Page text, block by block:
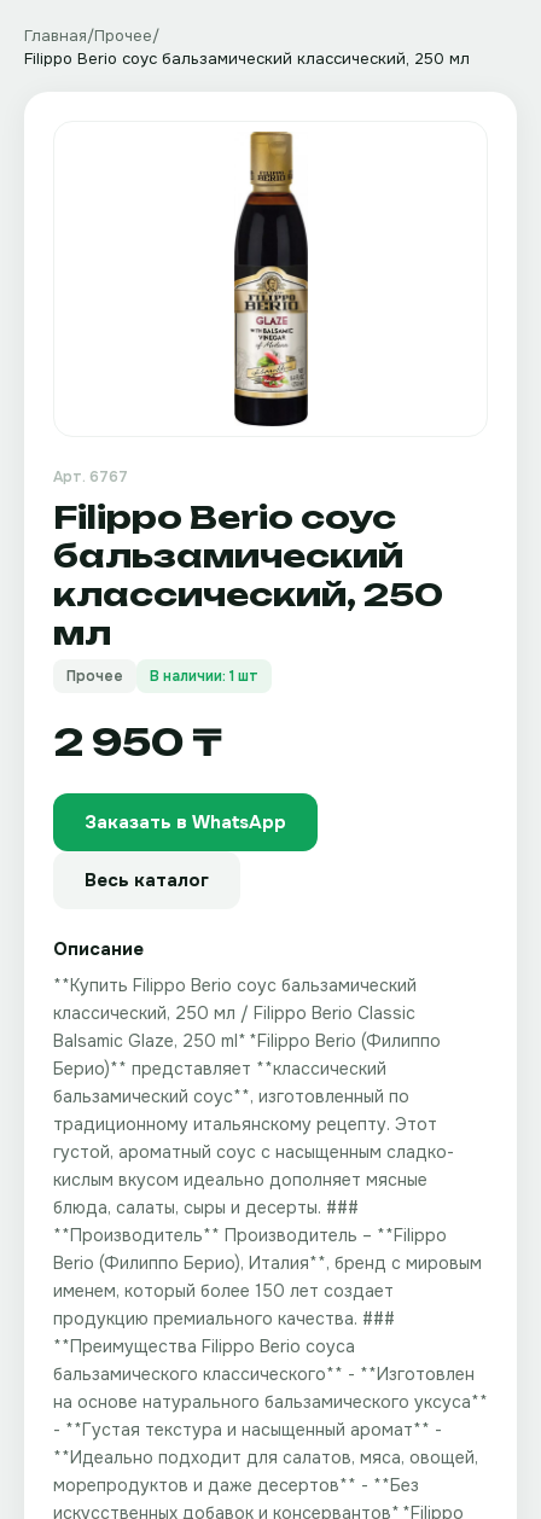
Главная/Прочее/
Filippo Berio соус бальзамический классический, 250 мл
Арт. 6767
Filippo Berio соус
бальзамический
классический, 250
мл
Прочее В наличии: 1 шт
2 950 ₸
Заказать в WhatsApp
Весь каталог
Описание
**Купить Filippo Berio соус бальзамический
классический, 250 мл / Filippo Berio Classic
Balsamic Glaze, 250 ml** **Filippo Berio (Филиппо
Берио)** представляет **классический
бальзамический соус**, изготовленный по
традиционному итальянскому рецепту. Этот
густой, ароматный соус с насыщенным сладко-
кислым вкусом идеально дополняет мясные
блюда, салаты, сыры и десерты. ###
**Производитель** Производитель – **Filippo
Berio (Филиппо Берио), Италия**, бренд с мировым
именем, который более 150 лет создает
продукцию премиального качества. ###
**Преимущества Filippo Berio соуса
бальзамического классического** - **Изготовлен
на основе натурального бальзамического уксуса**
- **Густая текстура и насыщенный аромат** -
**Идеально подходит для салатов, мяса, овощей,
морепродуктов и даже десертов** - **Без
искусственных добавок и консервантов** **Filippo